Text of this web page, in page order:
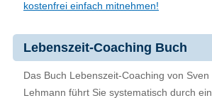
kostenfrei einfach mitnehmen!
Lebenszeit-Coaching Buch
Das Buch Lebenszeit-Coaching von Sven
Lehmann führt Sie systematisch durch ein